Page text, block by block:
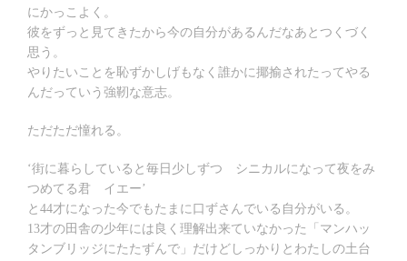
にかっこよく。
彼をずっと見てきたから今の自分があるんだなあとつくづく
思う。
やりたいことを恥ずかしげもなく誰かに揶揄されたってやる
んだっていう強靭な意志。
ただただ憧れる。
‘街に暮らしていると毎日少しずつ シニカルになって夜をみ
つめてる君 イエー’
と44才になった今でもたまに口ずさんでいる自分がいる。
13才の田舎の少年には良く理解出来ていなかった「マンハッ
タンブリッジにたたずんで」だけどしっかりとわたしの土台